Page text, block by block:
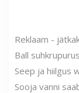
Reklaam -
Ball
Seep ja hiilgus
Sooja vanni